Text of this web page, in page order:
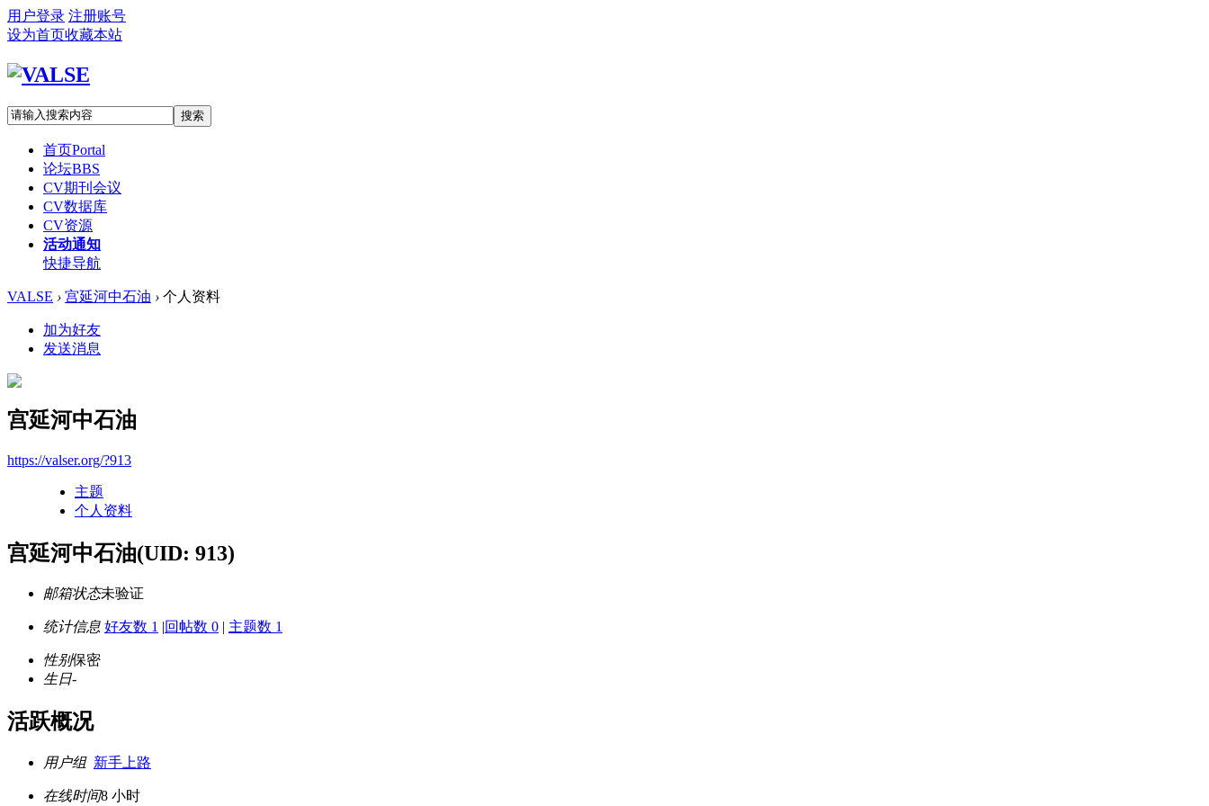
用户登录 注册账号
设为首页收藏本站
搜索
首页Portal
论坛BBS
CV期刊会议
CV数据库
CV资源
活动通知
快捷导航
VALSE › 宫延河中石油 › 个人资料
加为好友
发送消息
宫延河中石油
https://valser.org/?913
主题
个人资料
宫延河中石油(UID: 913)
邮箱状态未验证
统计信息 好友数 1 |回帖数 0 | 主题数 1
性别保密
生日-
活跃概况
用户组 新手上路
在线时间8 小时